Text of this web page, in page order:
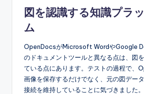
図を認識する知識プラ
ム
OpenDocsがMicrosoft WordやGoogle
のドキュメントツールと異なる点は、図
ている点にあります。テストの過程で、
画像を保存するだけでなく、元の図デー
接続を維持していることに気づきました